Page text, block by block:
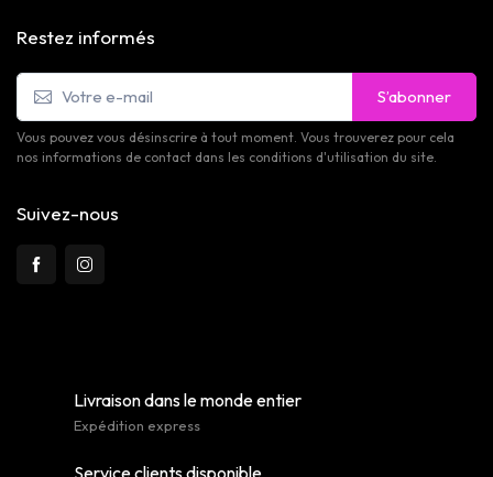
Restez informés
S’abonner
Vous pouvez vous désinscrire à tout moment. Vous trouverez pour cela
nos informations de contact dans les conditions d'utilisation du site.
Suivez-nous
Livraison dans le monde entier
Expédition express